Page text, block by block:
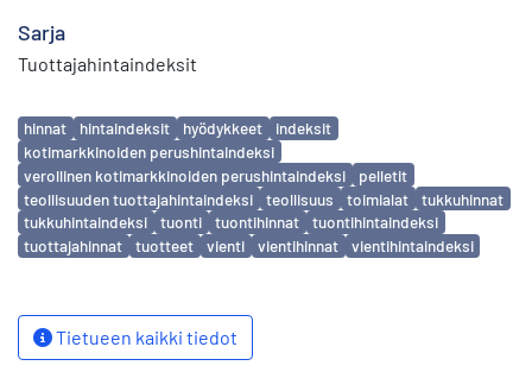
Sarja
Tuottajahintaindeksit
Avainsanat
hinnat hintaindeksit hyödykkeet
indeksit
kotimarkkinoiden perushintaindeksi
verollinen kotimarkkinoiden perushintaindeksi
pelletit
teollisuuden tuottajahintaindeksi
teollisuus toimialat
tukkuhinnat
tukkuhintaindeksi
tuonti tuontihinnat
tuontihintaindeksi
tuottajahinnat
tuotteet vienti vientihinnat vientihintaindeksi
Tietueen kaikki tiedot